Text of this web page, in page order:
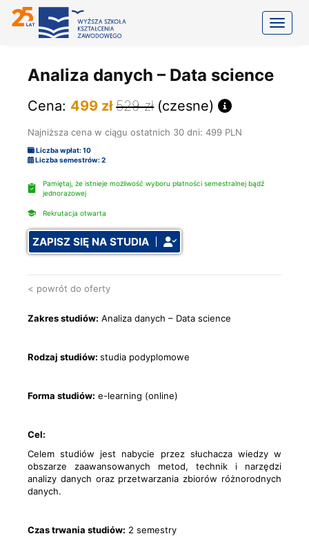
Analiza danych – Data science
Cena: 499 zł529 zł (czesne)
Najniższa cena w ciągu ostatnich 30 dni: 499 PLN
Liczba wpłat: 10
Liczba semestrów: 2
Pamiętaj, że istnieje możliwość wyboru płatności semestralnej bądź
jednorazowej
Rekrutacja otwarta
ZAPISZ SIĘ NA STUDIA
< powrót do oferty
Zakres studiów: Analiza danych – Data science
Rodzaj studiów:studia podyplomowe
Forma studiów: e-learning (online)
Cel:
Celem studiów jest nabycie przez słuchacza wiedzy w
obszarze zaawansowanych metod, technik i narzędzi
analizy danych oraz przetwarzania zbiorów różnorodnych
danych.
Czas trwania studiów: 2 semestry